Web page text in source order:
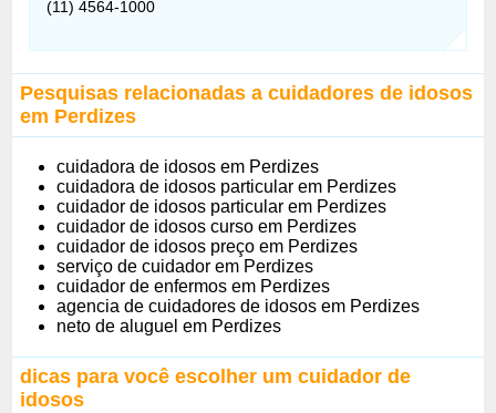
(11) 4564-1000
Pesquisas relacionadas a cuidadores de idosos
em Perdizes
cuidadora de idosos em Perdizes
cuidadora de idosos particular em Perdizes
cuidador de idosos particular em Perdizes
cuidador de idosos curso em Perdizes
cuidador de idosos preço em Perdizes
serviço de cuidador em Perdizes
cuidador de enfermos em Perdizes
agencia de cuidadores de idosos em Perdizes
neto de aluguel em Perdizes
dicas para você escolher um cuidador de
idosos